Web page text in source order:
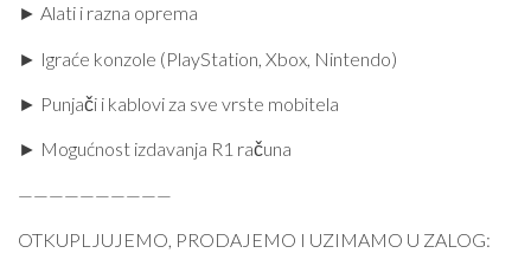
► Alati i razna oprema
► Igraće konzole (PlayStation, Xbox, Nintendo)
► Punjači i kablovi za sve vrste mobitela
► Mogućnost izdavanja R1 računa
——————————
OTKUPLJUJEMO, PRODAJEMO I UZIMAMO U ZALOG: